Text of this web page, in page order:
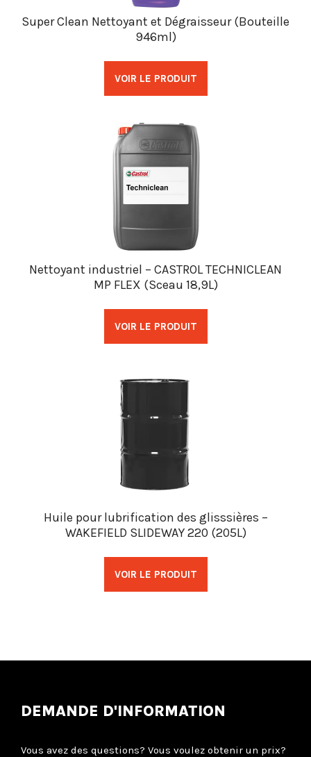
Super Clean Nettoyant et Dégraisseur (Bouteille
946ml)
VOIR LE PRODUIT
Nettoyant industriel – CASTROL TECHNICLEAN
MP FLEX (Sceau 18,9L)
VOIR LE PRODUIT
Huile pour lubrification des glisssières –
WAKEFIELD SLIDEWAY 220 (205L)
VOIR LE PRODUIT
DEMANDE D'INFORMATION
Vous avez des questions? Vous voulez obtenir un prix?